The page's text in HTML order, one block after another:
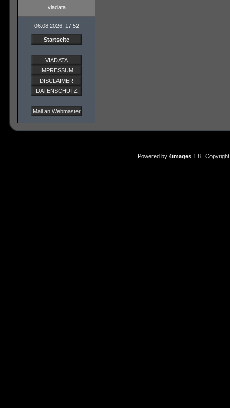
viadata
06.08.2026, 17:52
Startseite
VIADATA
IMPRESSUM
DISCLAIMER
DATENSCHUTZ
Mail an Webmaster
Powered by 4images1.8 Copyright